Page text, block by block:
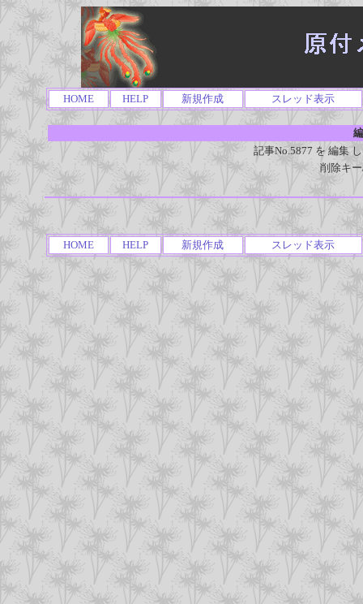
HOME HELP 新規作成 スレッド表示
記事No.5877 を 編集
削除キ
HOME HELP 新規作成 スレッド表示